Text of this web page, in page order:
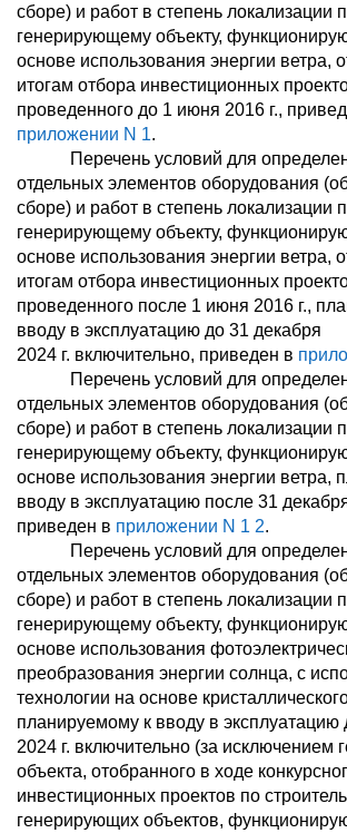
сборе) и работ в степень локализации
генерирующему объекту,
основе использования энергии ветра,
итогам отбора инвестиционных
проведенного до 1 июня 2016 г.,
приложении N 1.
Перечень условий для
отдельных элементов оборудования
сборе) и работ в степень локализации
генерирующему объекту,
основе использования энергии ветра,
итогам отбора инвестиционных
проведенного после 1 июня 2016 г.,
вводу в эксплуатацию до 31 декабря
2024 г. включительно, приведен в
Перечень условий для
отдельных элементов оборудования
сборе) и работ в степень локализации
генерирующему объекту,
основе использования энергии ветра,
вводу в эксплуатацию после 31
приведен в приложении N 1 2.
Перечень условий для
отдельных элементов оборудования
сборе) и работ в степень локализации
генерирующему объекту,
основе использования
преобразования энергии солнца, с
технологии на основе
планируемому к вводу в эксплуатацию
2024 г. включительно (за исключением
объекта, отобранного в ходе
инвестиционных проектов по
генерирующих объектов,